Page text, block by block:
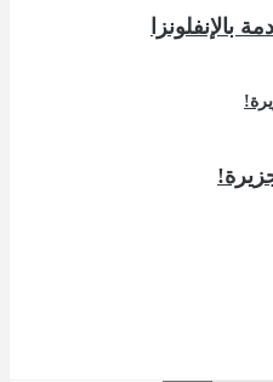
بالإنفلونزا